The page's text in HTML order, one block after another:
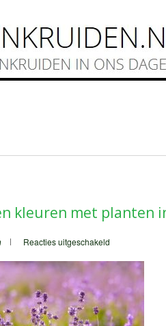
kleuren met planten
Reacties uitgeschakeld
kleuren
met
planten
in
je
tuin
(2)